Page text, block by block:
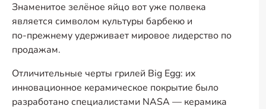
Знаменитое зелёное яйцо вот уже полвека
является символом культуры барбекю и
по-прежнемуудерживает мировое лидерство по
продажам.
Отличительные черты грилей Big Egg: их
инновационное керамическое покрытие было
разработано специалистами NASA — керамика